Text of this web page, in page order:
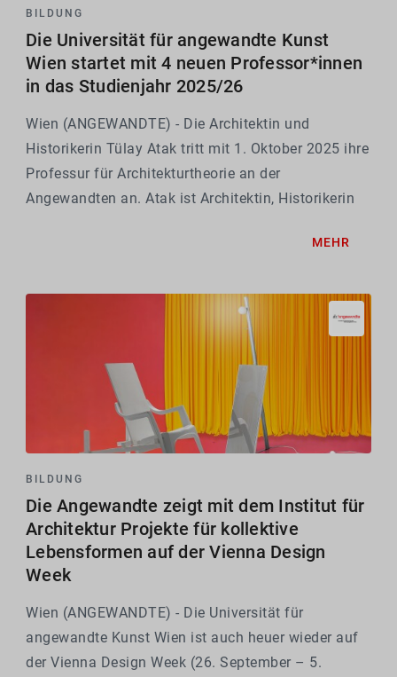
BILDUNG
Die Universität für angewandte Kunst
Wien startet mit 4 neuen Professor*innen
in das Studienjahr 2025/26
Wien (ANGEWANDTE) - Die Architektin und
Historikerin Tülay Atak tritt mit 1. Oktober 2025 ihre
Professur für Architekturtheorie an der
Angewandten an. Atak ist Architektin, Historikerin
Überschneidungen zwischen Umweltgeschichte
MEHR
BILDUNG
Die Angewandte zeigt mit dem Institut für
Architektur Projekte für kollektive
Lebensformen auf der Vienna Design
Week
Wien (ANGEWANDTE) - Die Universität für
angewandte Kunst Wien ist auch heuer wieder auf
der Vienna Design Week (26. September – 5.